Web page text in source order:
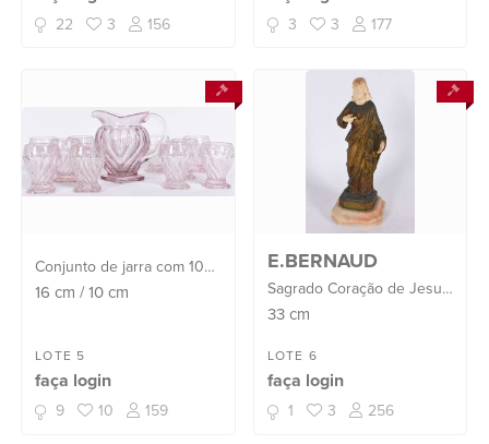
22 3 156 3 3 177
Conjunto de jarra com 10
copos de vidro rosa
16 cm/10 cm
LOTE 5
faça login
9 10 159
E.BERNAUD
Sagrado Coração de Jesus
- Escultura de bronze e
onix.
33cm
LOTE 6
faça login
1 3 256